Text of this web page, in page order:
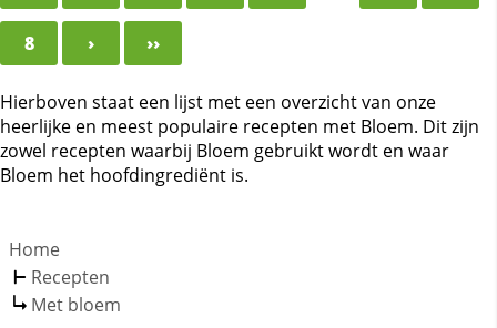
8 › ››
Hierboven staat een lijst met een overzicht van onze
heerlijke en meest populaire recepten met Bloem. Dit zijn
zowel recepten waarbij Bloem gebruikt wordt en waar
Bloem het hoofdingrediënt is.
Home
Recepten
Met bloem